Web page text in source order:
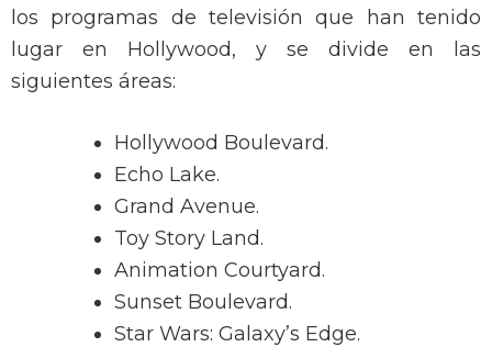
los programas de televisión que han tenido
lugar en Hollywood, y se divide en las
siguientes áreas:
Hollywood Boulevard.
Echo Lake.
Grand Avenue.
Toy Story Land.
Animation Courtyard.
Sunset Boulevard.
Star Wars: Galaxy’s Edge.